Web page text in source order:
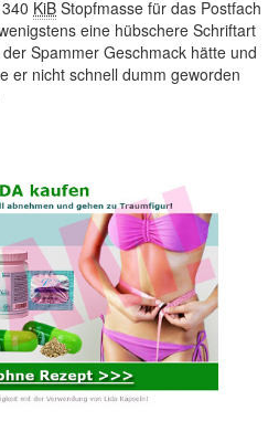
KiB Stopfmasse für das Postfach
eine hübschere Schriftart
Spammer Geschmack hätte und
er nicht schnell dumm geworden